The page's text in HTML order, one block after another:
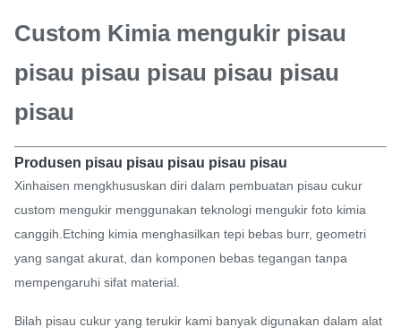
Custom Kimia mengukir pisau
pisau pisau pisau pisau pisau
pisau
Produsen pisau pisau pisau pisau pisau
Xinhaisen mengkhususkan diri dalam pembuatan pisau cukur
custom mengukir menggunakan teknologi mengukir foto kimia
canggih.Etching kimia menghasilkan tepi bebas burr, geometri
yang sangat akurat, dan komponen bebas tegangan tanpa
mempengaruhi sifat material.
Bilah pisau cukur yang terukir kami banyak digunakan dalam alat